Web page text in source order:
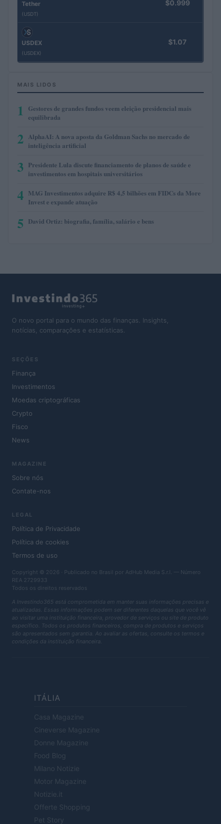
Tether
(USDT)
$0.999
USDEX
(USDEX)
$1.07
MAIS LIDOS
1
Gestores de grandes fundos veem eleição presidencial mais
equilibrada
2 AlphaAI: A nova aposta da Goldman Sachs no mercado de
inteligência artificial
3 Presidente Lula discute financiamento de planos de saúde e
investimentos em hospitais universitários
4 MAG Investimentos adquire R$ 4,5 bilhões em FIDCs da More
Invest e expande atuação
5 David Ortiz: biografia, família, salário e bens
O novo portal para o mundo das finanças. Insights,
notícias, comparações e estatísticas.
SEÇÕES
Finança
Investimentos
Moedas criptográficas
Crypto
Fisco
News
MAGAZINE
Sobre nós
Contate-nos
LEGAL
Política de Privacidade
Política de cookies
Termos de uso
Copyright © 2026 · Publicado no Brasil por AdHub Media S.r.l. — Número
REA 2729933
Todos os direitos reservados
A Investindo365 está comprometida em manter suas informações precisas e
atualizadas. Essas informações podem ser diferentes daquelas que você vê
ao visitar uma instituição financeira, provedor de serviços ou site de produto
específico. Todos os produtos financeiros, compra de produtos e serviços
são apresentados sem garantia. Ao avaliar as ofertas, consulte os termos e
condições da instituição financeira.
ITÁLIA
Casa Magazine
Cineverse Magazine
Donne Magazine
Food Blog
Milano Notizie
Motor Magazine
Notizie.it
Offerte Shopping
Pet Story